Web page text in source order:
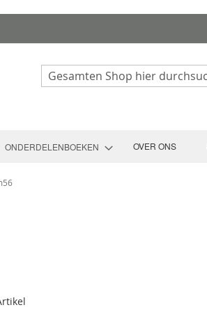
Search
ONDERDELENBOEKEN OVER ONS